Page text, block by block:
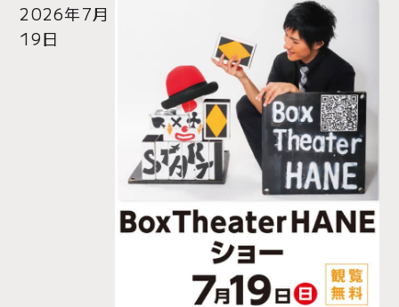
2026年7月
19日